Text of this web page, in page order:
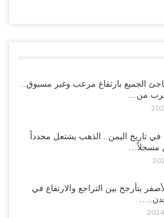
الجميع بارتفاع مرعب وغير مسبوق..
من…
في تاريخ اليمن.. الذهب يشتعل مجدداً
مسجلاً…
يتأرجح بين التراجع والارتفاع في